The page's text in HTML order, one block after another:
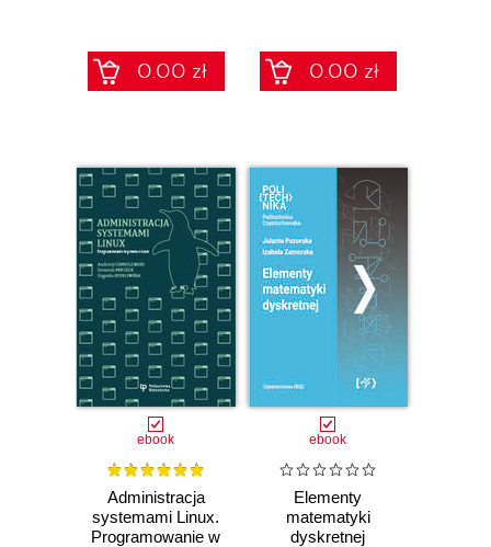
0.00 zł 0.00 zł
ebook
Administracja
systemami Linux.
Programowanie w
ebook
Elementy
matematyki
dyskretnej